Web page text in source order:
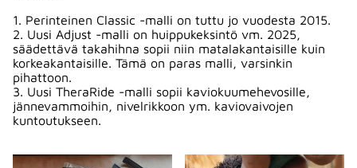
1. Perinteinen Classic -malli on tuttu jo vuodesta 2015.
2. Uusi Adjust -malli on huippukeksintö vm. 2025,
säädettävä takahihna sopii niin matalakantaisille kuin
korkeakantaisille. Tämä on paras malli, varsinkin
pihattoon.
3. Uusi TheraRide -malli sopii kaviokuumehevosille,
jännevammoihin, nivelrikkoon ym. kaviovaivojen
kuntoutukseen.